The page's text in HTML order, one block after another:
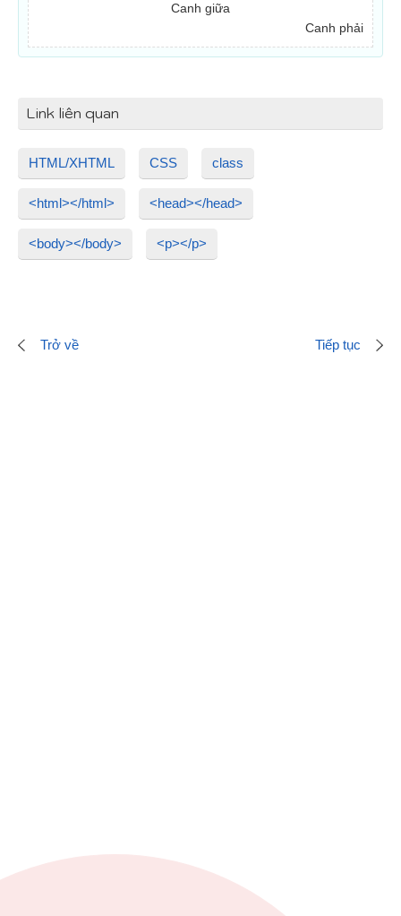
Canh giữa
Canh phải
Link liên quan
HTML/XHTML CSS class
<html></html> <head></head>
<body></body> <p></p>
Trở về Tiếp tục